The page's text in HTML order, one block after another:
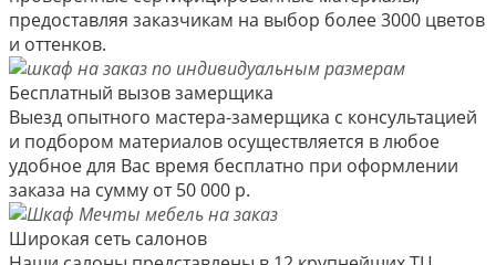
предоставляя заказчикам на выбор более 3000 цветов
и оттенков.
Бесплатный вызов замерщика
Выезд опытного мастера-замерщика с консультацией
и подбором материалов осуществляется в любое
удобное для Вас время бесплатно при оформлении
заказа на сумму от 50 000 р.
Широкая сеть салонов